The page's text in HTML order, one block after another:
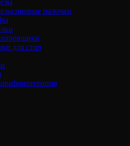
палочки
для стоп